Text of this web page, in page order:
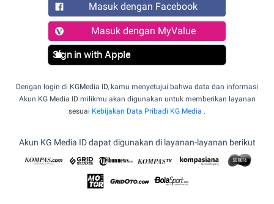
Masuk dengan Facebook
Masuk dengan MyValue
Sign in with Apple
Dengan login di KGMedia ID, kamu menyetujui bahwa data dan informasi
Akun KG Media ID milikmu akan digunakan untuk memberikan layanan
sesuai Kebijakan Data Pribadi KG Media .
Akun KG Media ID dapat digunakan di layanan-layanan berikut